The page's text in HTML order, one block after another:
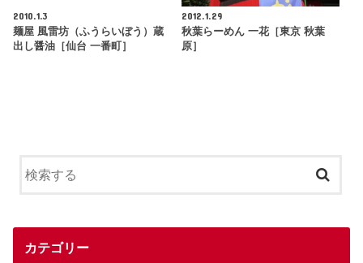
2010.1.3
麺屋 風雷坊（ふうらいぼう）蔵
出し醤油［仙台 一番町］
2012.1.29
秋葉らーめん 一花［東京 秋葉
原］
カテゴリー